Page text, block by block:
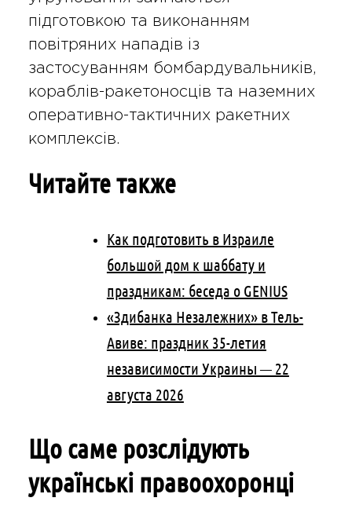
підготовкою та виконанням
повітряних нападів із
застосуванням бомбардувальників,
кораблів-ракетоносців та наземних
оперативно-тактичних ракетних
комплексів.
Читайте также
Как подготовить в Израиле
большой дом к шаббату и
праздникам: беседа о GENIUS
«Здибанка Незалежних» в Тель-
Авиве: праздник 35-летия
независимости Украины — 22
августа 2026
Що саме розслідують
українські правоохоронці